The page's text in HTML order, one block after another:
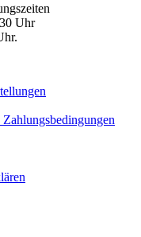
Uhr
Zahlungsbedingungen